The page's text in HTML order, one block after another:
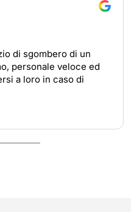
di sgombero di un
personale veloce ed
a loro in caso di